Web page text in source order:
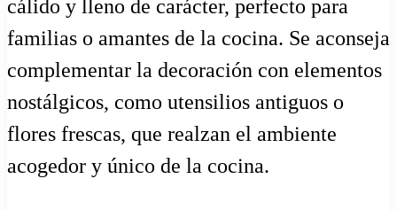
cálido y lleno de carácter, perfecto para
familias o amantes de la cocina. Se aconseja
complementar la decoración con elementos
nostálgicos, como utensilios antiguos o
flores frescas, que realzan el ambiente
acogedor y único de la cocina.